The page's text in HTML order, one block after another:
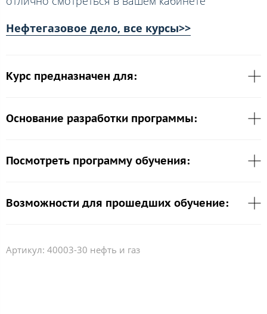
Нефтегазовое дело, все курсы>>
Курс предназначен для:
Основание разработки программы:
Посмотреть программу обучения:
Возможности для прошедших обучение:
Артикул: 40003-30 нефть и газ